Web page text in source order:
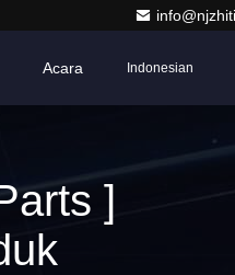
Acara Indonesian
]